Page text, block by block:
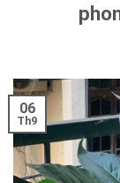
06
Th9